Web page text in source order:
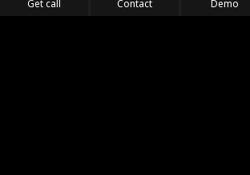
Get call Contact Demo